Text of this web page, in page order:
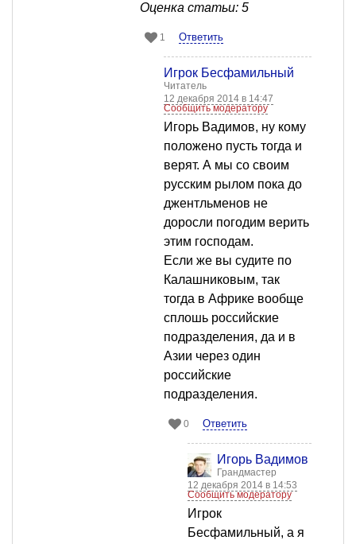
Оценка статьи: 5
1 Ответить
Игрок Бесфамильный
Читатель
12 декабря 2014 в 14:47
Сообщить модератору
Игорь Вадимов, ну кому
положено пусть тогда и
верят. А мы со своим
русским рылом пока до
джентльменов не
доросли погодим верить
этим господам.
Если же вы судите по
Калашниковым, так
тогда в Африке вообще
сплошь российские
подразделения, да и в
Азии через один
российские
подразделения.
0 Ответить
Игорь Вадимов
Грандмастер
12 декабря 2014 в 14:53
Сообщить модератору
Игрок
Бесфамильный, а я